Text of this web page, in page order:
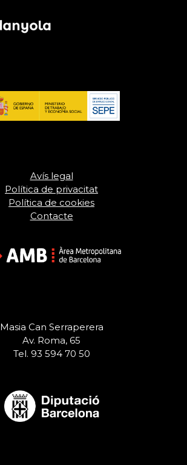
Avís legal
Política de privacitat
Política de cookies
Contacte
Masia Can Serraperera
Av. Roma, 65
Tel. 93 594 70 50